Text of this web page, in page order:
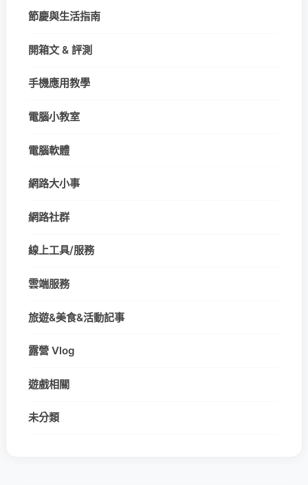
節慶與生活指南
開箱文 & 評測
手機應用教學
電腦小教室
電腦軟體
網路大小事
網路社群
線上工具/服務
雲端服務
旅遊&美食&活動記事
露營 Vlog
遊戲相關
未分類